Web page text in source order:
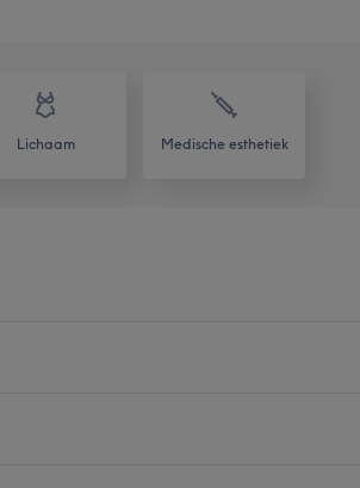
Lichaam Medische esthetiek